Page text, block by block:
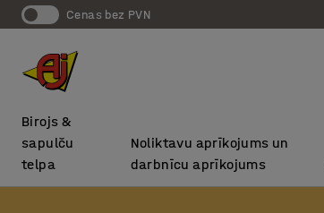
Cenas bez PVN
Birojs &
sapulču
telpa
Noliktavu aprīkojums un
darbnīcu aprīkojums